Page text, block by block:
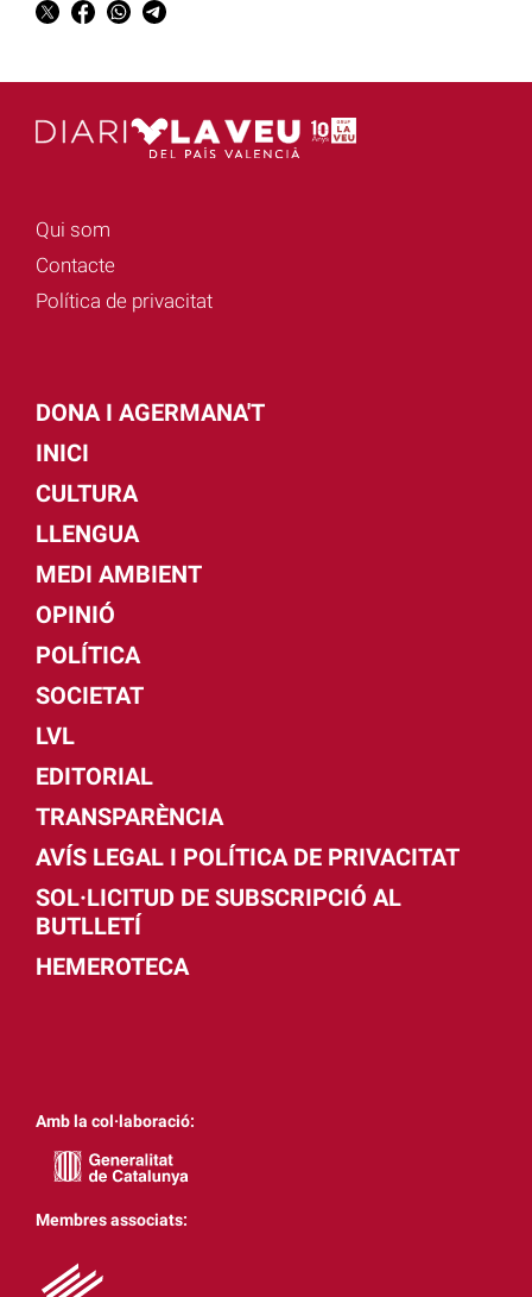
Qui som
Contacte
Política de privacitat
DONA I AGERMANA'T
INICI
CULTURA
LLENGUA
MEDI AMBIENT
OPINIÓ
POLÍTICA
SOCIETAT
LVL
EDITORIAL
TRANSPARÈNCIA
AVÍS LEGAL I POLÍTICA DE PRIVACITAT
SOL·LICITUD DE SUBSCRIPCIÓ AL
BUTLLETÍ
HEMEROTECA
Amb la col·laboració:
Membres associats: